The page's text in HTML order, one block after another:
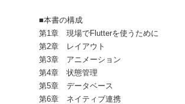
■本書の構成
第1章 現場でFlutterを使うために
第2章 レイアウト
第3章 アニメーション
第4章 状態管理
第5章 データベース
第6章 ネイティブ連携